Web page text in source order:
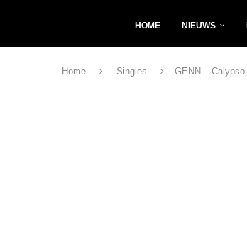
HOME NIEUWS
Home Singles GENN – Calypso